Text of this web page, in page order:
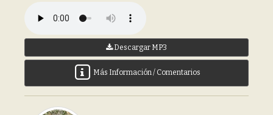
Descargar MP3
Más Información / Comentarios